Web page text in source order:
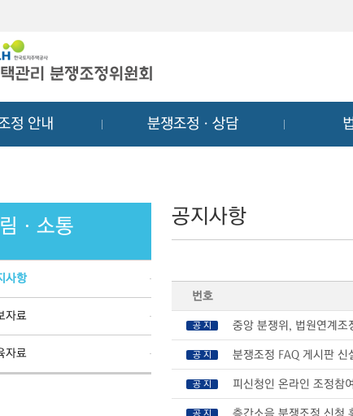
정 안내 분쟁조정ㆍ상담
ㆍ소통
사항
자료
자료
공지사항
번호
공 지 중앙 분쟁위, 법원연계조
공 지 분쟁조정 FAQ 게시판 신
공 지 피신청인 온라인 조정참
공 지